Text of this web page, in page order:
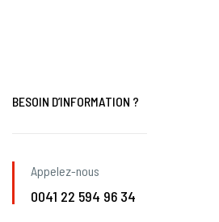
BESOIN D’INFORMATION ?
Appelez-nous
0041 22 594 96 34